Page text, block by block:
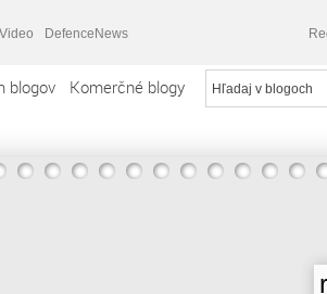
Video DefenceNews
blogov Komerčné blogy